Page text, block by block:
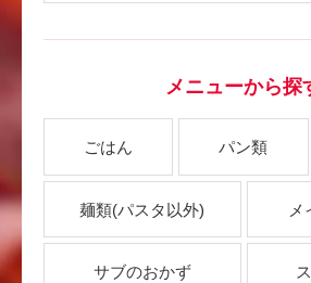
メニューから探
ごはん パン類
麺類(パスタ以外)
サブのおかず